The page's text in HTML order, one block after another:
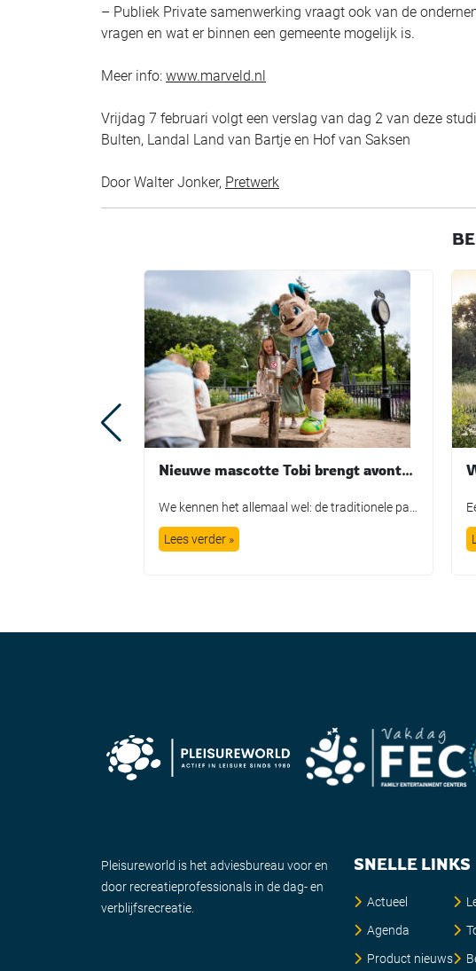
– Publiek Private samenwerking vraagt ook van de
vragen en wat er binnen een gemeente mogelijk is.
Meer info: www.marveld.nl
Vrijdag 7 februari volgt een verslag van dag 2 van deze
Bulten, Landal Land van Bartje en Hof van Saksen
Door Walter Jonker, Pretwerk
Nieuwe mascotte Tobi brengt avontuur en fantasie tot leven bij TopParken
Lees verder »
Pleisureworld is het adviesbureau voor en
door recreatieprofessionals in de dag- en
verblijfsrecreatie.
SNELLE LINKS
Actueel
Agenda
Product nieuws